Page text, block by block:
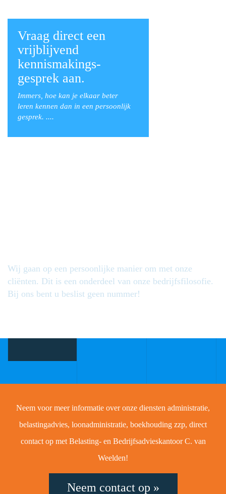
Vraag direct een
vrijblijvend
kennismakings-
gesprek aan.
Immers, hoe kan je elkaar beter
leren kennen dan in een persoonlijk
gesprek. ....
Wij gaan op een persoonlijke manier om met onze
cliënten. Dit is een onderdeel van onze bedrijfsfilosofie.
Bij ons bent u beslist geen nummer!
Neem voor meer informatie over onze diensten administratie,
belastingadvies, loonadministratie, boekhouding zzp, direct
contact op met Belasting- en Bedrijfsadvieskantoor C. van
Weelden!
Neem contact op »